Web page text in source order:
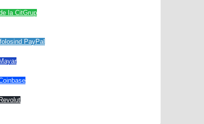
la CitGrup
PayPal